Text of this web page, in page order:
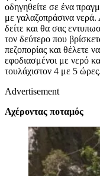
οδηγηθείτε σε ένα
με γαλαζοπράσινα
δείτε και θα σας
τον δεύτερο που
πεζοπορίας και θέλετε
εφοδιασμένοι με νερό
τουλάχιστον 4 με 5 ώρες.
Advertisement
Αχέροντας ποταμός